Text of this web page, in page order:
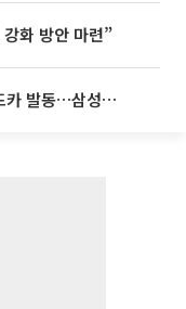
화 방안 마련”
코스피, 장중 5%대 급락에 사이드카 발동…삼성·SK 동반 폭락